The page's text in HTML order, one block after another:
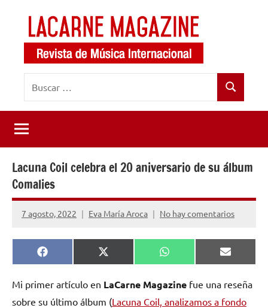
contenido
LaCarne
Magazine
de
música
internacional
Buscar
Lacuna Coil celebra el 20 aniversario de su álbum
Comalies
7 agosto, 2022 Eva María Aroca No hay comentarios
Compartir
en
Facebook
Compartir
en
X
(Twitter)
Compartir
en
WhatsApp
en
Email
Mi primer artículo en LaCarne Magazine fue una reseña
sobre su último álbum (Lacuna Coil, analizamos a fondo